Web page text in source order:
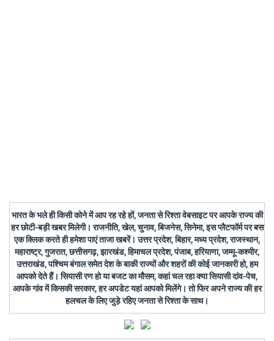
भारत के भले ही किसी कोने में आप रह रहे हों, जनता से रिश्ता वेबसाइट पर आपके राज्य की
हर छोटी-बड़ी खबर मिलेगी। राजनीति, खेल, चुनाव, बिजनेस, सिनेमा, इस प्लैटफॉर्म पर बस
एक क्लिक करते ही हमेशा पाएं ताजा खबरें। उत्तर प्रदेश, बिहार, मध्य प्रदेश, राजस्थान,
महाराष्ट्र, गुजरात, छत्तीसगढ़, झारखंड, हिमाचल प्रदेश, पंजाब, हरियाणा, जम्मू-कश्मीर,
उत्तराखंड, पश्चिम बंगाल समेत देश के बाकी राज्यों और शहरों की कोई जानकारी हो, हम
आपको देते हैं। सियासी रण हो या बजट का मौसम, कहां चल रहा क्या सियासी दांव-पेच,
आपके गांव में किसकी सरकार, हर अपडेट यहां आपको मिलेंगे। तो फिर अपने राज्य की हर
हलचल के लिए जुड़े रहिए जनता से रिश्ता के साथ।